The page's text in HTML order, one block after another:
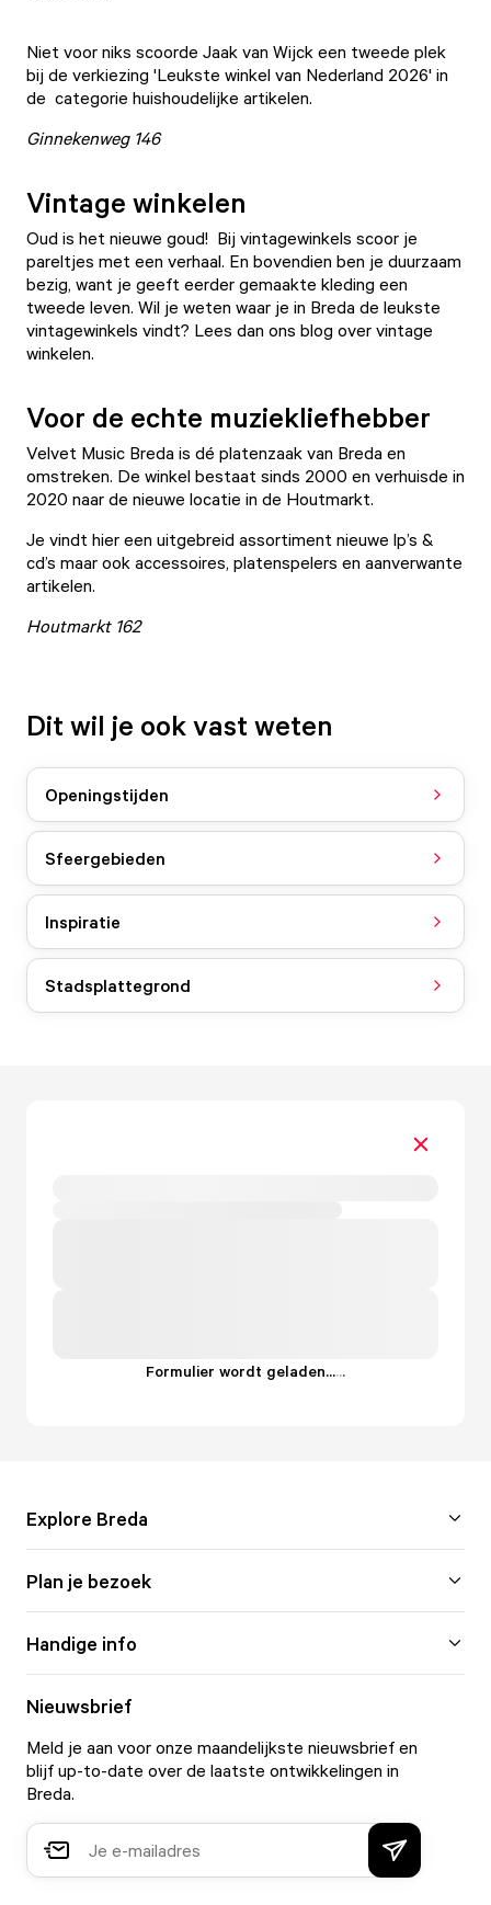
Niet voor niks scoorde Jaak van Wijck een tweede plek
bij de verkiezing 'Leukste winkel van Nederland 2026' in
de categorie huishoudelijke artikelen.
Ginnekenweg 146
Vintage winkelen
Oud is het nieuwe goud! Bij vintagewinkels scoor je
pareltjes met een verhaal. En bovendien ben je duurzaam
bezig, want je geeft eerder gemaakte kleding een
tweede leven. Wil je weten waar je in Breda de leukste
vintagewinkels vindt? Lees dan ons blog over vintage
winkelen.
Voor de echte muziekliefhebber
Velvet Music Breda is dé platenzaak van Breda en
omstreken. De winkel bestaat sinds 2000 en verhuisde in
2020 naar de nieuwe locatie in de Houtmarkt.
Je vindt hier een uitgebreid assortiment nieuwe lp’s &
cd’s maar ook accessoires, platenspelers en aanverwante
artikelen.
Houtmarkt 162
Dit wil je ook vast weten
Openingstijden
Sfeergebieden
Inspiratie
Stadsplattegrond
Formulier wordt geladen......
Explore Breda
Plan je bezoek
Handige info
Nieuwsbrief
Meld je aan voor onze maandelijkste nieuwsbrief en
blijf up-to-date over de laatste ontwikkelingen in
Breda.